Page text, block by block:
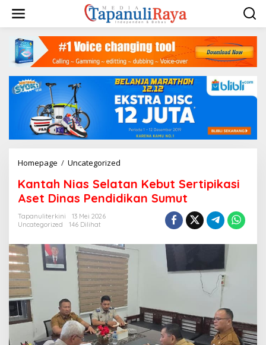
konten
Homepage / Uncategorized
Selatan
Kebut
Sertipikasi
Sumut
Kantah Nias Selatan Kebut Sertipikasi
Aset Dinas Pendidikan Sumut
Tapanuliterkini
13 Mei 2026
Uncategorized
146 Dilihat